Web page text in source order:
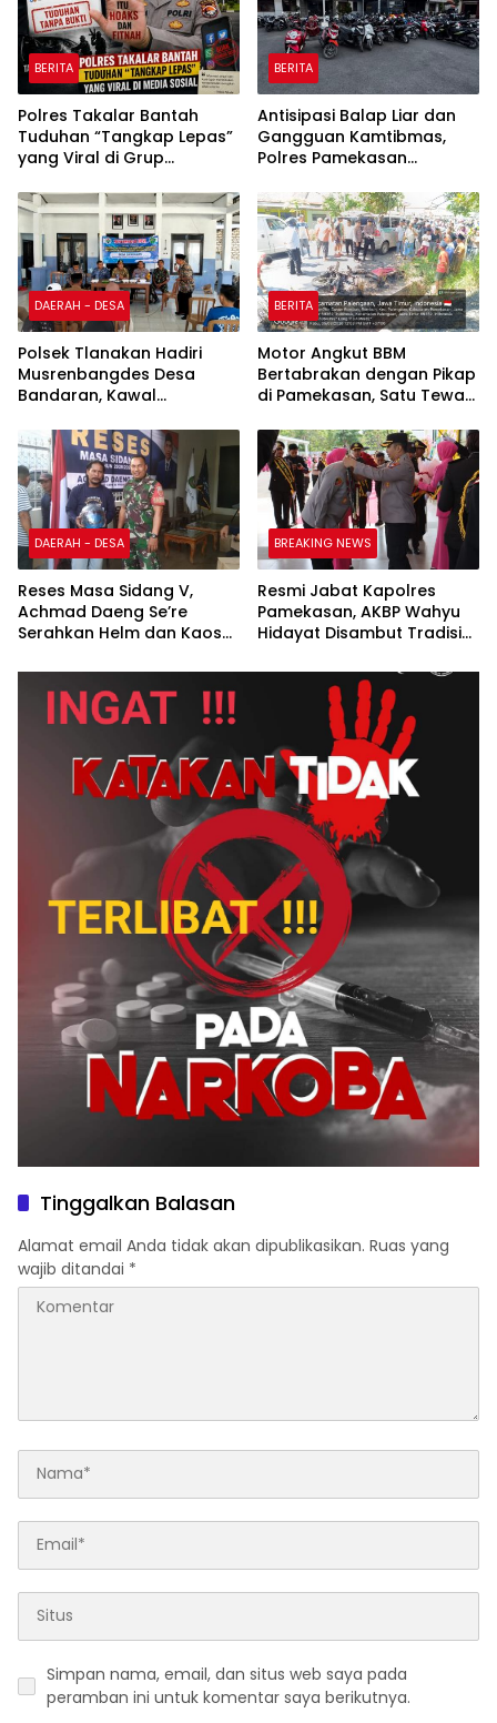
BERITA
Polres Takalar Bantah
Tuduhan “Tangkap Lepas”
yang Viral di Grup
BERITA
Antisipasi Balap Liar dan
Gangguan Kamtibmas,
Polres Pamekasan
Motor
DAERAH - DESA
Polsek Tlanakan Hadiri
Musrenbangdes Desa
Bandaran, Kawal
Pembangunan Tepat
Sasaran
BERITA
Motor Angkut BBM
Bertabrakan dengan Pikap
di Pamekasan, Satu Tewas
DAERAH - DESA
Reses Masa Sidang V,
Achmad Daeng Se’re
Serahkan Helm dan Kaos
BREAKING NEWS
Resmi Jabat Kapolres
Pamekasan, AKBP Wahyu
Hidayat Disambut Tradisi
Tinggalkan Balasan
Alamat email Anda tidak akan dipublikasikan. Ruas yang
wajib ditandai *
Simpan nama, email, dan situs web saya pada
peramban ini untuk komentar saya berikutnya.